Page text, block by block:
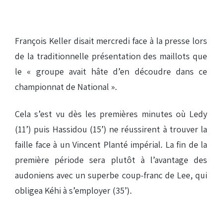
François Keller disait mercredi face à la presse lors
de la traditionnelle présentation des maillots que
le « groupe avait hâte d’en découdre dans ce
championnat de National ».
Cela s’est vu dès les premières minutes où Ledy
(11’) puis Hassidou (15’) ne réussirent à trouver la
faille face à un Vincent Planté impérial. La fin de la
première période sera plutôt à l’avantage des
audoniens avec un superbe coup-franc de Lee, qui
obligea Kéhi à s’employer (35’).